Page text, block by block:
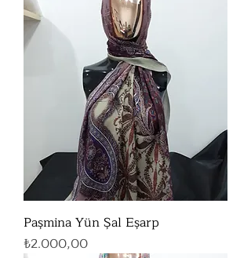
Paşmina Yün Şal Eşarp
Fiyat
₺2.000,00